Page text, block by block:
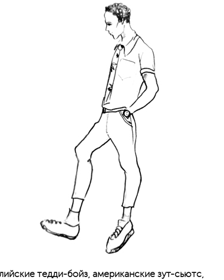
тедди-бойз, американские зут-сьютс,